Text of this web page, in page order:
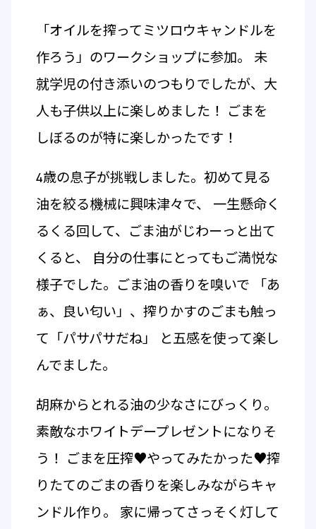
「オイルを搾ってミツロウキャンドルを
作ろう」のワークショップに参加。 未
就学児の付き添いのつもりでしたが、大
人も子供以上に楽しめました！ ごまを
しぼるのが特に楽しかったです！
4歳の息子が挑戦しました。初めて見る
油を絞る機械に興味津々で、 一生懸命く
るくる回して、ごま油がじわーっと出て
くると、 自分の仕事にとってもご満悦な
様子でした。ごま油の香りを嗅いで 「あ
ぁ、良い匂い」、搾りかすのごまも触っ
て「パサパサだね」 と五感を使って楽し
んでました。
胡麻からとれる油の少なさにびっくり。
素敵なホワイトデープレゼントになりそ
う！ ごまを圧搾♥やってみたかった♥搾
りたてのごまの香りを楽しみながらキャ
ンドル作り。 家に帰ってさっそく灯して